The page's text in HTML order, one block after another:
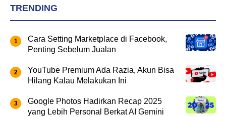
TRENDING
Cara Setting Marketplace di Facebook,
Penting Sebelum Jualan
YouTube Premium Ada Razia, Akun Bisa
Hilang Kalau Melakukan Ini
Google Photos Hadirkan Recap 2025
yang Lebih Personal Berkat AI Gemini